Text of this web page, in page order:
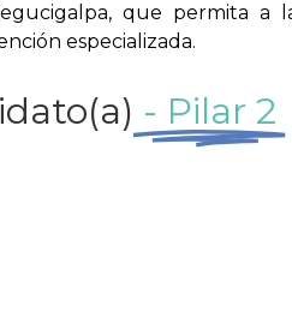
que permita a
especializada.
- Pilar 2